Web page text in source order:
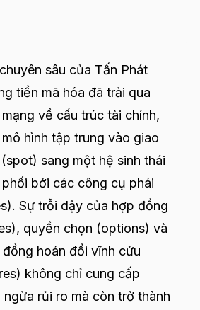
sâu của Tấn Phát
tiền mã hóa đã trải qua
về cấu trúc tài chính,
hình tập trung vào giao
sang một hệ sinh thái
bởi các công cụ phái
Sự trỗi dậy của hợp đồng
quyền chọn (options) và
hoán đổi vĩnh cửu
không chỉ cung cấp
rủi ro mà còn trở thành